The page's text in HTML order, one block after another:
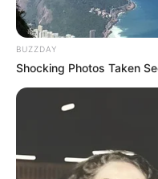
caril a un
bientôt.
BUZZDAY
Shocking Photos Taken